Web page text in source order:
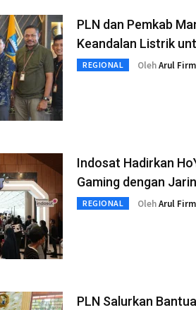
PLN dan Pemkab
Keandalan Listrik
REGIONAL OlehArul
Indosat Hadirkan
Gaming dengan
REGIONAL OlehArul
PLN Salurkan